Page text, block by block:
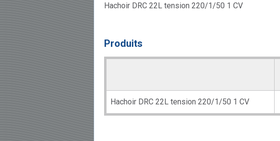
Hachoir DRC 22L tension 220/1/50 1 CV
Produits
Hachoir DRC 22L tension 220/1/50 1 CV